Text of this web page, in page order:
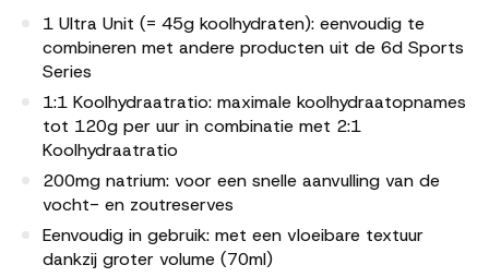
1 Ultra Unit (= 45g koolhydraten): eenvoudig te
combineren met andere producten uit de 6d Sports
Series
1:1 Koolhydraatratio: maximale koolhydraatopnames
tot 120g per uur in combinatie met 2:1
Koolhydraatratio
200mg natrium: voor een snelle aanvulling van de
vocht- en zoutreserves
Eenvoudig in gebruik: met een vloeibare textuur
dankzij groter volume (70ml)